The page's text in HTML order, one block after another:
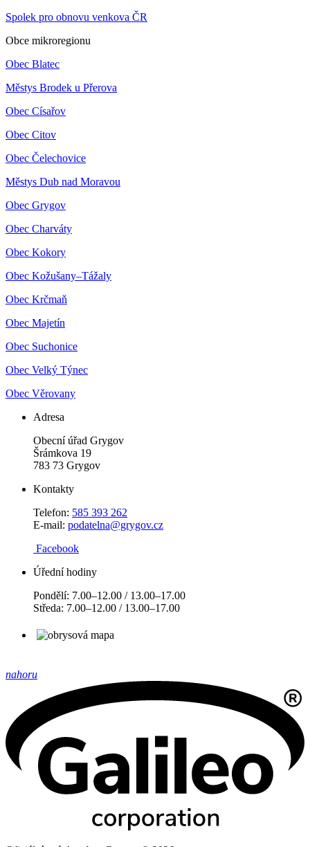
Spolek pro obnovu venkova ČR
Obce mikroregionu
Obec Blatec
Městys Brodek u Přerova
Obec Císařov
Obec Citov
Obec Čelechovice
Městys Dub nad Moravou
Obec Grygov
Obec Charváty
Obec Kokory
Obec Kožušany–Tážaly
Obec Krčmaň
Obec Majetín
Obec Suchonice
Obec Velký Týnec
Obec Věrovany
Adresa
Obecní úřad Grygov
Šrámkova 19
783 73 Grygov
Kontakty
Telefon: 585 393 262
E-mail: podatelna@grygov.cz
Facebook
Úřední hodiny
Pondělí: 7.00–12.00 / 13.00–17.00
Středa: 7.00–12.00 / 13.00–17.00
nahoru